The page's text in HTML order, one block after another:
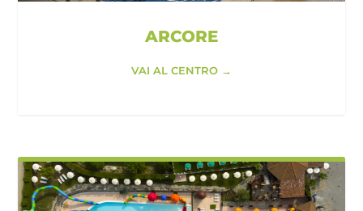
ARCORE
VAI AL CENTRO →